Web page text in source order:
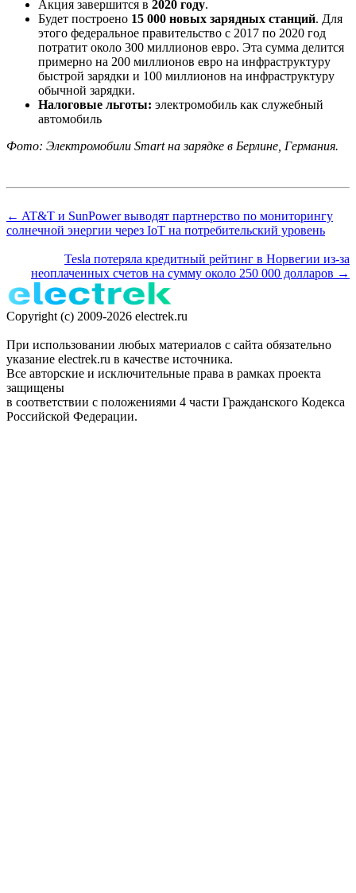
Акция завершится в 2020 году.
Будет построено 15 000 новых зарядных станций. Для
этого федеральное правительство с 2017 по 2020 год
потратит около 300 миллионов евро. Эта сумма делится
примерно на 200 миллионов евро на инфраструктуру
быстрой зарядки и 100 миллионов на инфраструктуру
обычной зарядки.
Налоговые льготы: электромобиль как служебный
автомобиль
Фото: Электромобили Smart на зарядке в Берлине, Германия.
← AT&T и SunPower выводят партнерство по мониторингу
солнечной энергии через IoT на потребительский уровень
Tesla потеряла кредитный рейтинг в Норвегии из-за
неоплаченных счетов на сумму около 250 000 долларов →
Copyright (c) 2009-2026 electrek.ru
При использовании любых материалов с сайта обязательно
указание electrek.ru в качестве источника.
Все авторские и исключительные права в рамках проекта
защищены
в соответствии с положениями 4 части Гражданского Кодекса
Российской Федерации.